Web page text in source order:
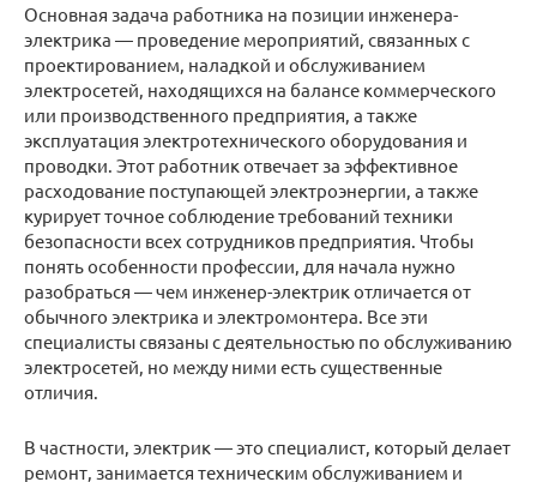
Основная задача работника на позиции инженера-
электрика — проведение мероприятий, связанных с
проектированием, наладкой и обслуживанием
электросетей, находящихся на балансе коммерческого
или производственного предприятия, а также
эксплуатация электротехнического оборудования и
проводки. Этот работник отвечает за эффективное
расходование поступающей электроэнергии, а также
курирует точное соблюдение требований техники
безопасности всех сотрудников предприятия. Чтобы
понять особенности профессии, для начала нужно
разобраться — чем инженер-электрик отличается от
обычного электрика и электромонтера. Все эти
специалисты связаны с деятельностью по обслуживанию
электросетей, но между ними есть существенные
отличия.
В частности, электрик — это специалист, который делает
ремонт, занимается техническим обслуживанием и